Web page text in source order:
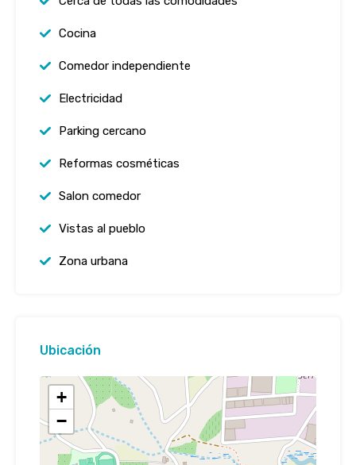
Cocina
Comedor independiente
Electricidad
Parking cercano
Reformas cosméticas
Salon comedor
Vistas al pueblo
Zona urbana
Ubicación
+
−